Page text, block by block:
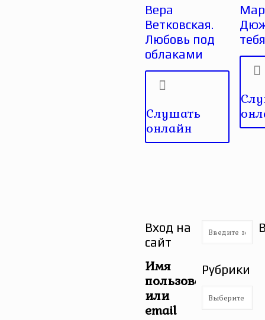
Вера
Ветковская.
Любовь под
облаками
Слушать
онлайн
Вход на
сайт
Имя
пользователя
или
email
Рубрики
Рубрики